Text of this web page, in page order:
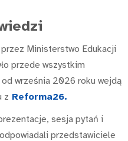
Ministerstwo Edukacji
przede wszystkim
września 2026 roku wejdą
z Reforma26.
sesja pytań i
przedstawiciele